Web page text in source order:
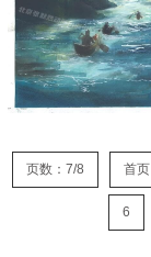
页数：7/8 首页
6